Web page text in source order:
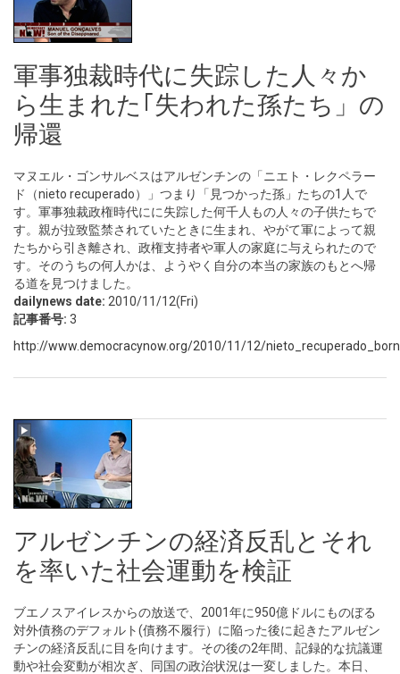
軍事独裁時代に失踪した人々か
ら生まれた｢失われた孫たち」の
帰還
マヌエル・ゴンサルベスはアルゼンチンの「ニエト・レクペラー
ド（nieto recuperado）」つまり「見つかった孫」たちの1人で
す。軍事独裁政権時代にに失踪した何千人もの人々の子供たちで
す。親が拉致監禁されていたときに生まれ、やがて軍によって親
たちから引き離され、政権支持者や軍人の家庭に与えられたので
す。そのうちの何人かは、ようやく自分の本当の家族のもとへ帰
る道を見つけました。
dailynews date: 2010/11/12(Fri)
記事番号: 3
http://www.democracynow.org/2010/11/12/
アルゼンチンの経済反乱とそれ
を率いた社会運動を検証
ブエノスアイレスからの放送で、2001年に950億ドルにものぼる
対外債務のデフォルト(債務不履行）に陥った後に起きたアルゼン
チンの経済反乱に目を向けます。その後の2年間、記録的な抗議運
動や社会変動が相次ぎ、同国の政治状況は一変しました。本日、